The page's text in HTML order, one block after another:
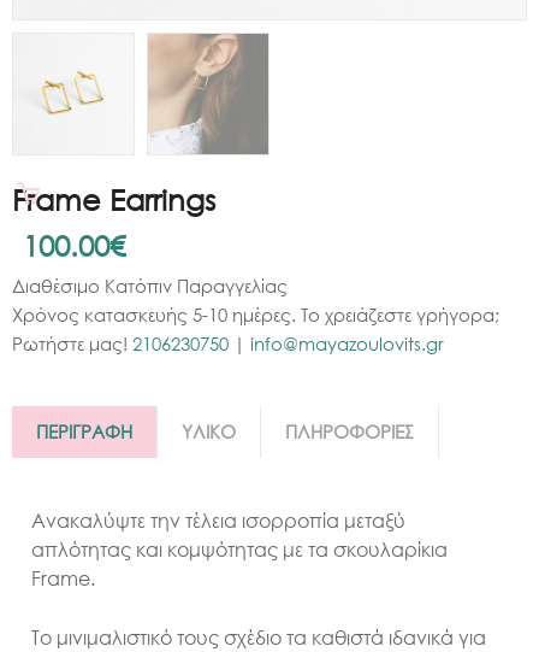
Frame Earrings
100.00€
Διαθέσιμο Κατόπιν Παραγγελίας
Χρόνος κατασκευής 5-10 ημέρες. Το χρειάζεστε γρήγορα;
Ρωτήστε μας! 2106230750 | info@mayazoulovits.gr
ΠΕΡΙΓΡΑΦΗ ΥΛΙΚΟ ΠΛΗΡΟΦΟΡΙΕΣ
Ανακαλύψτε την τέλεια ισορροπία μεταξύ
απλότητας και κομψότητας με τα σκουλαρίκια
Frame.
Το μινιμαλιστικό τους σχέδιο τα καθιστά ιδανικά για